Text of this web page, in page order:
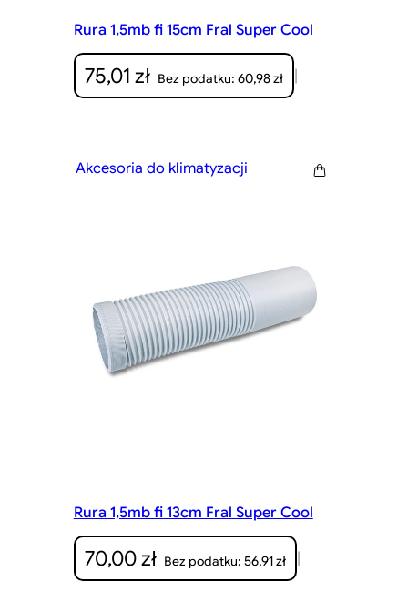
Rura 1,5mb fi 15cm Fral Super Cool
75,01 zł Bez podatku: 60,98zł |
Akcesoria do klimatyzacji
Rura 1,5mb fi 13cm Fral Super Cool
70,00zł Bez podatku: 56,91zł |